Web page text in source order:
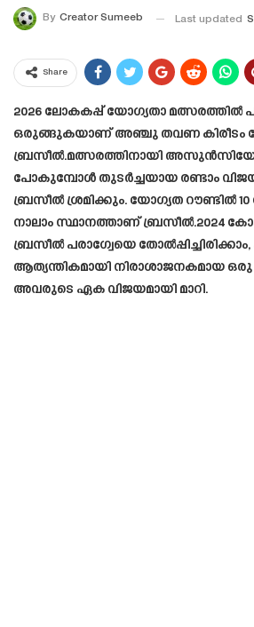
By Creator Sumeeb Last updated
Share
2026 ലോകകപ്പ് യോഗ്യതാ മത്സരത്തിൽ
ഒരുങ്ങുകയാണ് അഞ്ചു തവണ കിരീടം
ബ്രസീൽ.മത്സരത്തിനായി
പോകുമ്പോൾ തുടർച്ചയായ രണ്ടാം
ബ്രസീൽ ശ്രമിക്കും. യോഗ്യത റൗണ്ടിൽ
നാലാം സ്ഥാനത്താണ് ബ്രസീൽ.2024
ബ്രസീൽ പരാഗ്വേയെ
ആത്യന്തികമായി നിരാശാജനകമായ
അവരുടെ ഏക വിജയമായി മാറി.